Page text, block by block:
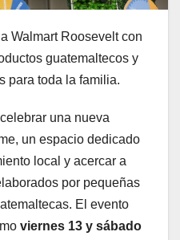
Walmart Roosevelt con
guatemaltecos y
para toda la familia.
una nueva
un espacio dedicado
local y acercar a
por pequeñas
El evento
viernes 13 y sábado